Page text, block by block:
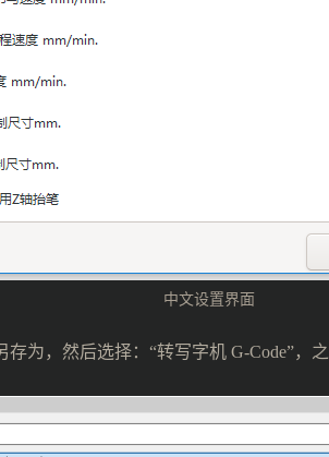
中文设置界面
为，然后选择：“转写字机 G-Code”，